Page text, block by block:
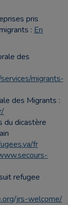
pris
: En
des
migrants-
des Migrants :
du dicastère
fr
refugee
jrs-welcome/